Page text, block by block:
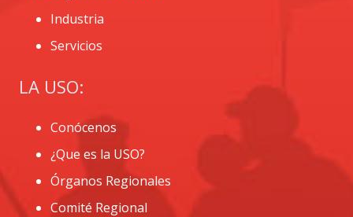
Industria
Servicios
LA USO:
Conócenos
¿Que es la USO?
Órganos Regionales
Comité Regional